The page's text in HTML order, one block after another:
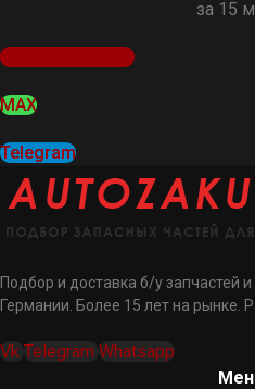
за 15
Оставить заявку
MAX
Telegram
Подбор и доставка б/у запчастей
Германии. Более 15 лет на рынке.
Vk Telegram Whatsapp